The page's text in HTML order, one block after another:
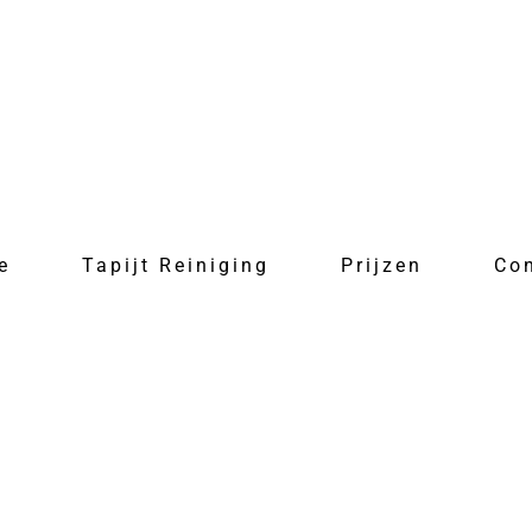
Tapijt Reiniging Prijzen